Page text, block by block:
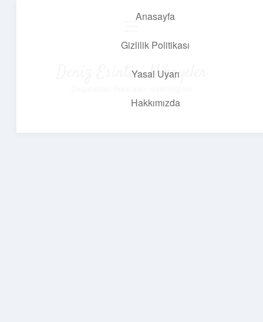
Anasayfa
Gizlilik Politikası
Yasal Uyarı
Hakkımızda
Deniz Esintisi Hikayeler